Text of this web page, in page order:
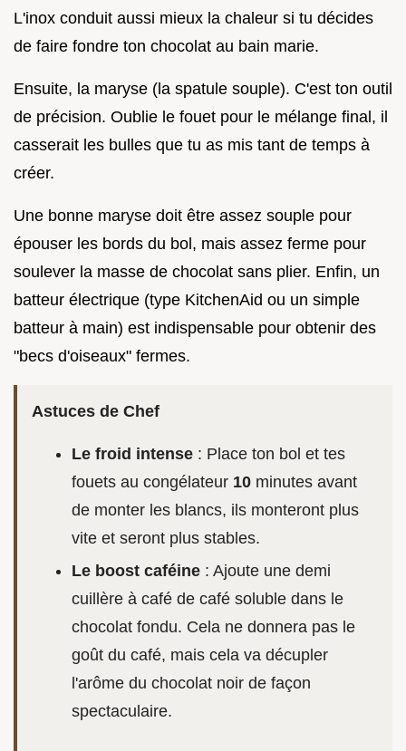
L'inox conduit aussi mieux la chaleur si tu décides
de faire fondre ton chocolat au bain marie.
Ensuite, la maryse (la spatule souple). C'est ton outil
de précision. Oublie le fouet pour le mélange final, il
casserait les bulles que tu as mis tant de temps à
créer.
Une bonne maryse doit être assez souple pour
épouser les bords du bol, mais assez ferme pour
soulever la masse de chocolat sans plier. Enfin, un
batteur électrique (type KitchenAid ou un simple
batteur à main) est indispensable pour obtenir des
"becs d'oiseaux" fermes.
Astuces de Chef
Le froid intense : Place ton bol et tes
fouets au congélateur 10 minutes avant
de monter les blancs, ils monteront plus
vite et seront plus stables.
Le boost caféine : Ajoute une demi
cuillère à café de café soluble dans le
chocolat fondu. Cela ne donnera pas le
goût du café, mais cela va décupler
l'arôme du chocolat noir de façon
spectaculaire.